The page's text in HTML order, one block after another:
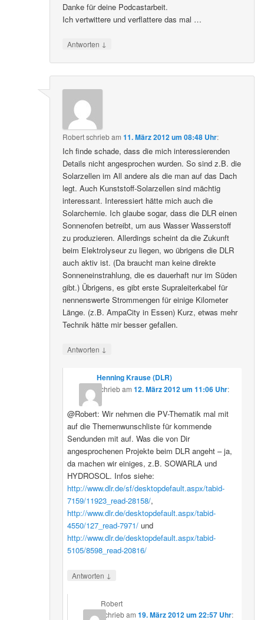
Danke für deine Podcastarbeit.
Ich vertwittere und verflattere das mal …
Antworten ↓
Robertschriebam11. März 2012 um 08:48 Uhr:
Ich finde schade, dass die mich interessierenden
Details nicht angesprochen wurden. So sind z.B. die
Solarzellen im All andere als die man auf das Dach
legt. Auch Kunststoff-Solarzellen sind mächtig
interessant. Interessiert hätte mich auch die
Solarchemie. Ich glaube sogar, dass die DLR einen
Sonnenofen betreibt, um aus Wasser Wasserstoff
zu produzieren. Allerdings scheint da die Zukunft
beim Elektrolyseur zu liegen, wo übrigens die DLR
auch aktiv ist. (Da braucht man keine direkte
Sonneneinstrahlung, die es dauerhaft nur im Süden
gibt.) Übrigens, es gibt erste Supraleiterkabel für
nennenswerte Strommengen für einige Kilometer
Länge. (z.B. AmpaCity in Essen) Kurz, etwas mehr
Technik hätte mir besser gefallen.
Antworten ↓
Henning Krause (DLR)
schriebam 12. März 2012 um 11:06 Uhr:
@Robert: Wir nehmen die PV-Thematik mal mit
auf die Themenwunschliste für kommende
Sendunden mit auf. Was die von Dir
angesprochenen Projekte beim DLR angeht – ja,
da machen wir einiges, z.B. SOWARLA und
HYDROSOL. Infos siehe:
http://www.dlr.de/sf/desktopdefault.aspx/tabid-
7159/11923_read-28158/,
http://www.dlr.de/desktopdefault.aspx/tabid-
4550/127_read-7971/und
http://www.dlr.de/desktopdefault.aspx/tabid-
5105/8598_read-20816/
Antworten ↓
Robert
schriebam19. März 2012 um 22:57 Uhr: